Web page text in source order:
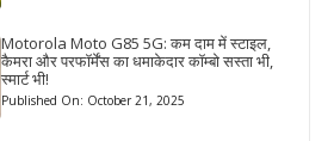
Motorola Moto G85 5G: कम दाम में स्टाइल,
कैमरा और परफॉर्मेंस का धमाकेदार कॉम्बो सस्ता भी,
स्मार्ट भी!
Published On: October 21, 2025